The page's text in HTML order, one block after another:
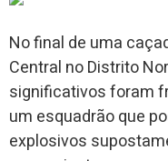
No final de uma
Central no Distrito
significativos foram
um esquadrão que
explosivos